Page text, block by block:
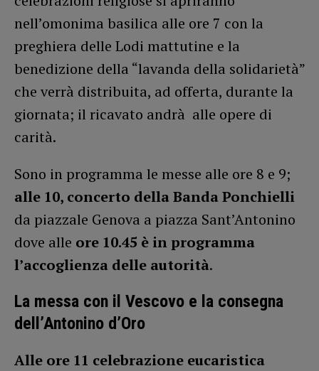
nell’omonima basilica alle ore 7 con la
preghiera delle Lodi mattutine e la
benedizione della “lavanda della solidarietà”
che verrà distribuita, ad offerta, durante la
giornata; il ricavato andrà alle opere di
carità.
Sono in programma le messe alle ore 8 e 9;
alle 10, concerto della Banda Ponchielli
da piazzale Genova a piazza Sant’Antonino
dove alle ore 10.45 è in programma
l’accoglienza delle autorità.
La messa con il Vescovo e la consegna
dell’Antonino d’Oro
Alle ore 11 celebrazione eucaristica